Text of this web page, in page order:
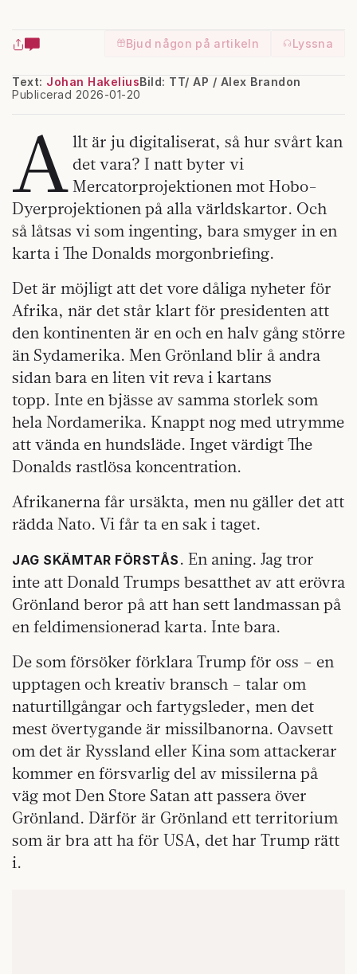
Bjud någon på artikeln Lyssna
Text: Johan Hakelius
Publicerad 2026-01-20
Bild: TT/ AP / Alex Brandon
A llt är ju digitaliserat, så hur svårt kan
det vara? I natt byter vi
Mercatorprojektionen mot Hobo-
Dyerprojektionen på alla världskartor. Och
så låtsas vi som ingenting, bara smyger in en
karta i The Donalds morgonbriefing.
Det är möjligt att det vore dåliga nyheter för
Afrika, när det står klart för presidenten att
den kontinenten är en och en halv gång större
än Sydamerika. Men Grönland blir å andra
sidan bara en liten vit reva i kartans
topp. Inte en bjässe av samma storlek som
hela Nordamerika. Knappt nog med utrymme
att vända en hundsläde. Inget värdigt The
Donalds rastlösa koncentration.
Afrikanerna får ursäkta, men nu gäller det att
rädda Nato. Vi får ta en sak i taget.
JAG SKÄMTAR FÖRSTÅS . En aning. Jag tror
inte att Donald Trumps besatthet av att erövra
Grönland beror på att han sett landmassan på
en feldimensionerad karta. Inte bara.
De som försöker förklara Trump för oss – en
upptagen och kreativ bransch – talar om
naturtillgångar och fartygsleder, men det
mest övertygande är missilbanorna. Oavsett
om det är Ryssland eller Kina som attackerar
kommer en försvarlig del av missilerna på
väg mot Den Store Satan att passera över
Grönland. Därför är Grönland ett territorium
som är bra att ha för USA, det har Trump rätt
i.